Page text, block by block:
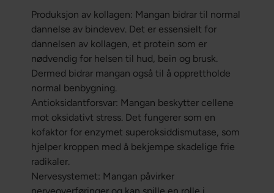
Produksjon av kollagen: Mangan bidrar til normal
dannelse av bindevev. Det er essensielt for
dannelsen av kollagen, et protein som er
nødvendig for helsen til hud, bein og brusk.
Dermed bidrar mangan også til å opprettholde
normal benbygning.
Antioksidantforsvar: Mangan beskytter cellene
mot oksidativt stress. Det fungerer som en
kofaktor for enzymet superoksiddismutase, som
hjelper kroppen med å bekjempe skadelige frie
radikaler.
Nervesystemet: Mangan påvirker